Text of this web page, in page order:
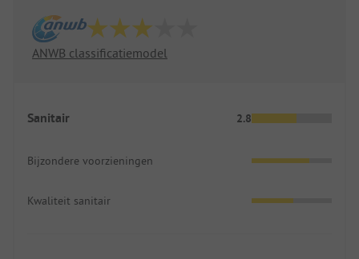
ANWB classificatiemodel
Sanitair 2.8
Bijzondere voorzieningen
Kwaliteit sanitair